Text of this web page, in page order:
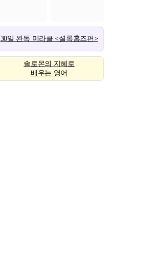
30일 완독 미라클 <셜록홈즈편>
솔로몬의 지혜로
배우는 영어